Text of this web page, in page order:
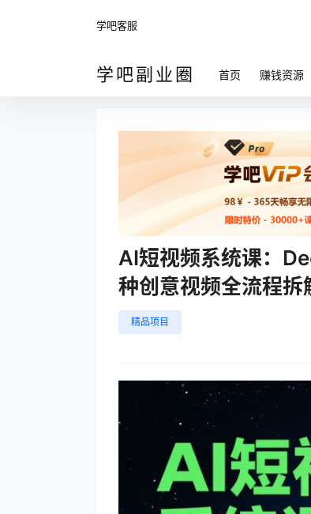
学吧客服
学吧副业圈 首页 赚钱资源
AI短视频系统课：
种创意视频全流程拆
精品项目